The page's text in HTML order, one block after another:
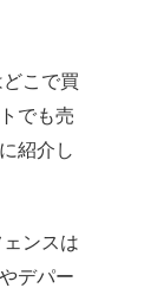
こで買
でも売
紹介し
ンスは
デパー